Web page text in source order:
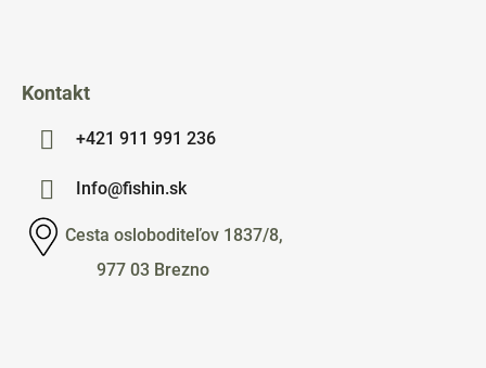
Kontakt
+421 911 991 236
Info@fishin.sk
Cesta osloboditeľov 1837/8,
977 03 Brezno